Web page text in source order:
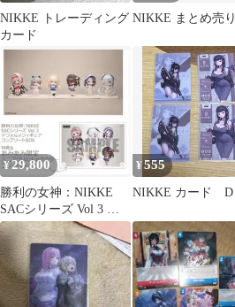
NIKKE トレーディング
カード
NIKKE まとめ売り
¥29,800
勝利の女神：NIKKE
SACシリーズ Vol 3 コ
ンプリートBOX
¥555
NIKKE カード D